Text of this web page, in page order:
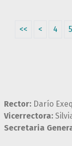
<< < 4 5
Rector: Darío
Vicerrectora:
Secretaria